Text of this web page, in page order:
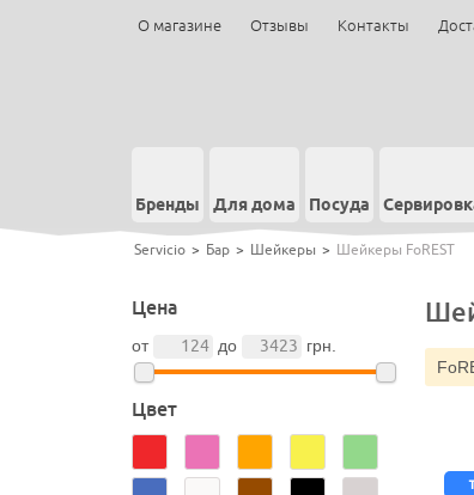
О магазине Отзывы Контакты
Бренды Для дома Посуда
Servicio > Бар > Шейкеры > Шейкеры FoREST
Цена
от до грн.
Цвет